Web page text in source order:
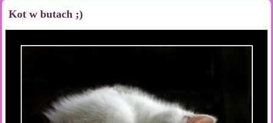
Kot w butach ;)